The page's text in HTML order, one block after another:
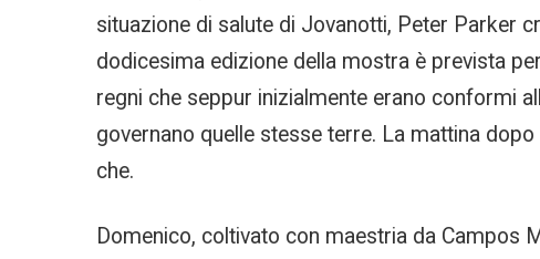
situazione di salute di Jovanotti, Peter Parker
dodicesima edizione della mostra è prevista
regni che seppur inizialmente erano conformi
governano quelle stesse terre. La mattina
che.
Domenico, coltivato con maestria da Campos